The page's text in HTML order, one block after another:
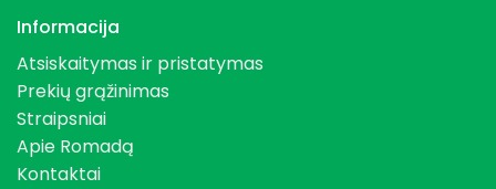
Informacija
Atsiskaitymas ir pristatymas
Prekių grąžinimas
Straipsniai
Apie Romadą
Kontaktai